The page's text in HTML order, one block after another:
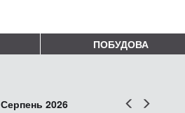
ПОБУДОВА
Попер
Серпень 2026